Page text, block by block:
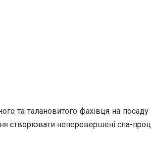
та талановитого фахівця на
створювати неперевершені спа-